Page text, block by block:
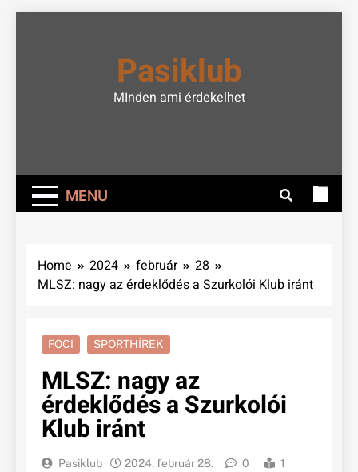
Pasiklub
MInden ami érdekelhet
MENU
Home 2024 február
28
MLSZ: nagy az érdeklődés a Szurkolói Klub iránt
FOCI SPORTHÍREK
MLSZ: nagy az
érdeklődés a Szurkolói
Klub iránt
Pasiklub 2024. február 28. 0
1